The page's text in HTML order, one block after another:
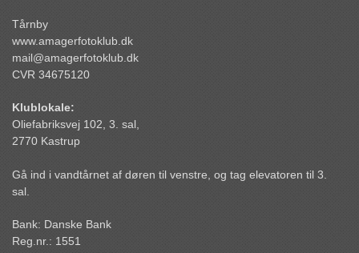
Tårnby
www.amagerfotoklub.dk
mail@amagerfotoklub.dk
CVR 34675120
Klublokale:
Oliefabriksvej 102, 3. sal,
2770 Kastrup
Gå ind i vandtårnet af døren til venstre, og tag elevatoren til 3.
sal.
Bank: Danske Bank
Reg.nr.: 1551